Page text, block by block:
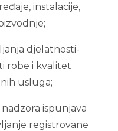
instalacije,
djelatnosti-
robe i kvalitet
usluga;
ispunjava
registrovane